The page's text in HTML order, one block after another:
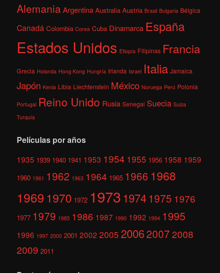
AlemaniaArgentina Australia Austria Brasil Bulgaria Bélgica
Canadá Colombia Corea Cuba Dinamarca España
Estados Unidos Etiopía Filipinas Francia
Grecia Holanda Hong Kong Hungría Irlanda Israel Italia Jamaica
Japón Kenia Libia Liechtenstein México Noruega Perú Polonia
Portugal Reino Unido Rusia Senegal Suecia Suiza
Turquía
Películas por años
1935 1939 1940 1941 1953 1954 1955 1956 1958 1959
1960 1961 1962 1963 1964 1965 1966 1968
1969 1970 1972 1973 1974 1975 1976
1977 1979 1985 1986 1987 1990 1992 1994 1995
1996 1997 2000 2001 2002 2005 200620072008
2009 2011